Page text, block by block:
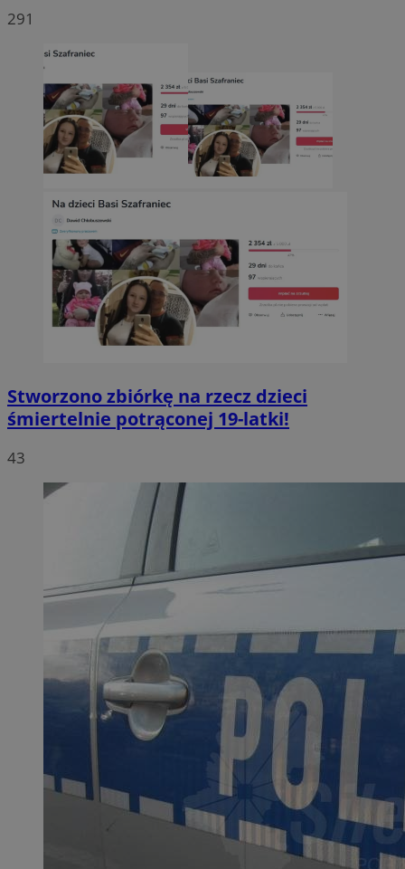
291
Stworzono zbiórkę na rzecz dzieci
śmiertelnie potrąconej 19-latki!
43